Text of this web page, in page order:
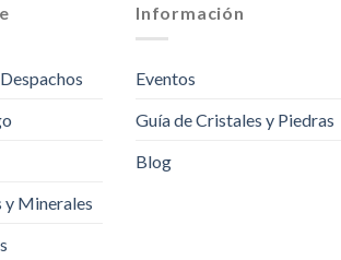
y Minerales
Información
Eventos
Guía de Cristales y Piedras
Blog